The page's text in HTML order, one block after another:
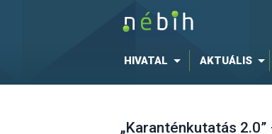
HIVATAL AKTUÁLIS
„Karanténkutatás